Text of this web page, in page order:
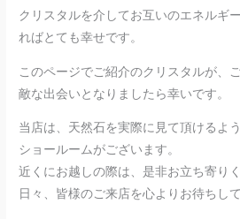
クリスタルを介してお互いのエネルギ
ればとても幸せです。
このページでご紹介のクリスタルが、
敵な出会いとなりましたら幸いです。
当店は、天然石を実際に見て頂けるよ
ショールームがございます。
近くにお越しの際は、是非お立ち寄りく
日々、皆様のご来店を心よりお待ちして